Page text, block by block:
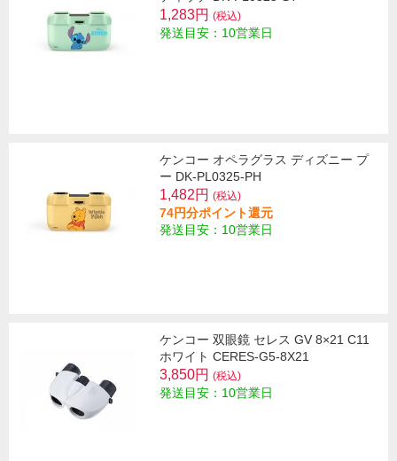
1,283円 (税込)
発送目安：10営業日
ケンコー オペラグラス ディズニー プ
ー DK-PL0325-PH
1,482円 (税込)
74円分ポイント還元
発送目安：10営業日
ケンコー 双眼鏡 セレス GV 8×21 C11
ホワイト CERES-G5-8X21
3,850円 (税込)
発送目安：10営業日